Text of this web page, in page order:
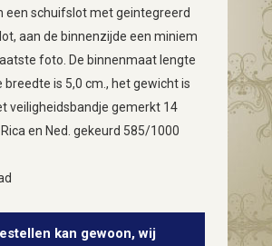
een schuifslot met geintegreerd
aan de binnenzijde een miniem
foto. De binnenmaat lengte
breedte is 5,0 cm., het gewicht is
veiligheidsbandje gemerkt 14
Rica en Ned. gekeurd 585/1000
kan gewoon, wij